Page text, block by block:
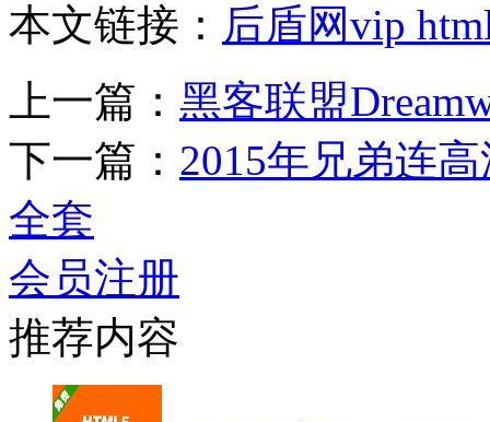
本文链接： 后盾网vip
上一篇： 黑客联盟
下一篇： 2015年兄弟连
全套
会员注册
推荐内容